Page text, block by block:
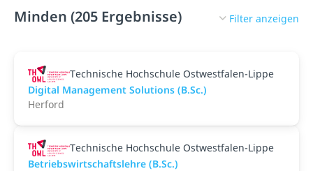
Minden (205 Ergebnisse) Filter anzeigen
Technische Hochschule Ostwestfalen-Lippe
Digital Management Solutions (B.Sc.)
Herford
Technische Hochschule Ostwestfalen-Lippe
Betriebswirtschaftslehre (B.Sc.)